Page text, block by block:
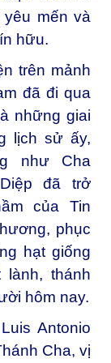
mến và
hữu.
trên mảnh
đã đi qua
những giai
lịch sử ấy,
như Cha
đã trở
của Tin
phục
hạt giống
thánh
hôm nay.
Antonio
Cha, vị